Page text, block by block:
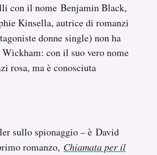
con il nome Benjamin Black,
Kinsella, autrice di romanzi
donne single) non ha
con il suo vero nome
rosa, ma è conosciuta
sullo spionaggio – è David
romanzo, Chiamata per il